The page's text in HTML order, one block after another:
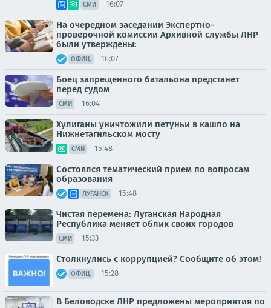
СМИ 16:07
На очередном заседании Экспертно-
проверочной комиссии Архивной службы ЛНР
были утверждены:
ОФИЦ. 16:07
Боец запрещенного батальона предстанет
перед судом
СМИ 16:04
Хулиганы уничтожили петуньи в кашпо на
Нижнетагильском мосту
СМИ 15:48
Состоялся тематический прием по вопросам
образования
ЛУГАНСК 15:48
Чистая перемена: Луганская Народная
Республика меняет облик своих городов
СМИ 15:33
Столкнулись с коррупцией? Сообщите об этом!
ОФИЦ. 15:28
В Беловодске ЛНР предложены мероприятия по